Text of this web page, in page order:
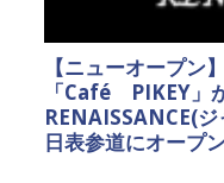
【ニューオープン
「Café PIKEY」
RENAISSANCE(
日表参道にオープ